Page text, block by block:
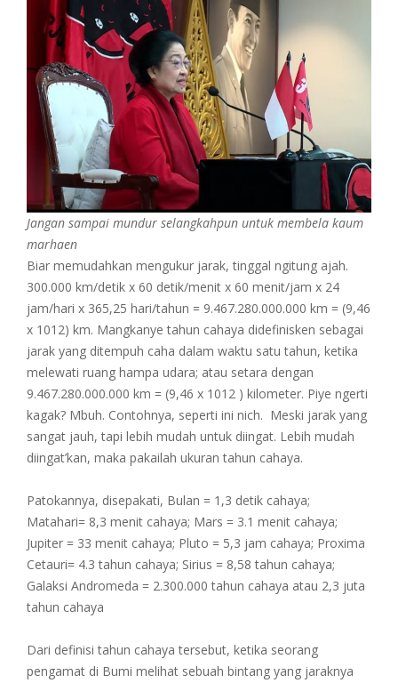
Jangan sampai mundur selangkahpun untuk membela kaum
marhaen
Biar memudahkan mengukur jarak, tinggal ngitung ajah.
300.000 km/detik x 60 detik/menit x 60 menit/jam x 24
jam/hari x 365,25 hari/tahun = 9.467.280.000.000 km = (9,46
x 1012) km. Mangkanye tahun cahaya didefinisken sebagai
jarak yang ditempuh caha dalam waktu satu tahun, ketika
melewati ruang hampa udara; atau setara dengan
9.467.280.000.000 km = (9,46 x 1012 ) kilometer. Piye ngerti
kagak? Mbuh. Contohnya, seperti ini nich. Meski jarak yang
sangat jauh, tapi lebih mudah untuk diingat. Lebih mudah
diingat’kan, maka pakailah ukuran tahun cahaya.
Patokannya, disepakati, Bulan = 1,3 detik cahaya;
Matahari= 8,3 menit cahaya; Mars = 3.1 menit cahaya;
Jupiter = 33 menit cahaya; Pluto = 5,3 jam cahaya; Proxima
Cetauri= 4.3 tahun cahaya; Sirius = 8,58 tahun cahaya;
Galaksi Andromeda = 2.300.000 tahun cahaya atau 2,3 juta
tahun cahaya
Dari definisi tahun cahaya tersebut, ketika seorang
pengamat di Bumi melihat sebuah bintang yang jaraknya